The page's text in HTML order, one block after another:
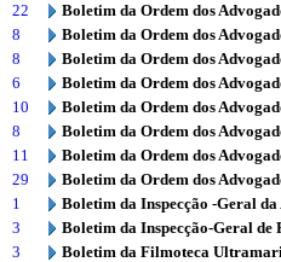
22
Boletim da Ordem dos
8
Boletim da Ordem dos
8
Boletim da Ordem dos
6
Boletim da Ordem dos
10
Boletim da Ordem dos
8
Boletim da Ordem dos
11
Boletim da Ordem dos
29
Boletim da Ordem dos
1
Boletim da Inspecção -Geral
3
Boletim da Inspecção-Geral de
3
Boletim da Filmoteca